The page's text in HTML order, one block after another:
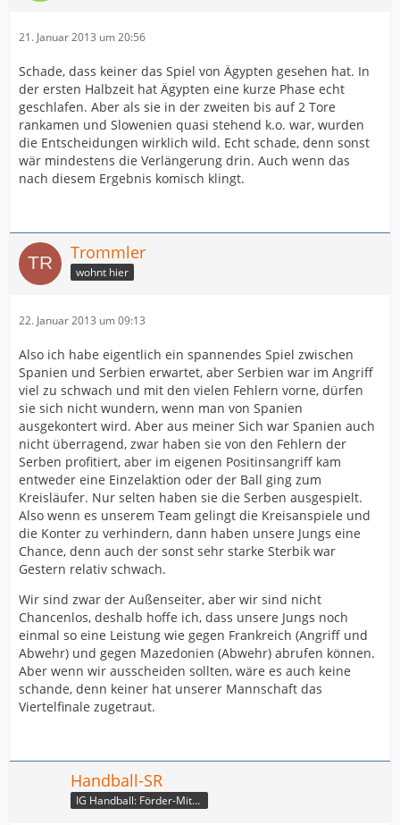
21. Januar 2013 um 20:56
Schade, dass keiner das Spiel von Ägypten gesehen hat. In
der ersten Halbzeit hat Ägypten eine kurze Phase echt
geschlafen. Aber als sie in der zweiten bis auf 2 Tore
rankamen und Slowenien quasi stehend k.o. war, wurden
die Entscheidungen wirklich wild. Echt schade, denn sonst
wär mindestens die Verlängerung drin. Auch wenn das
nach diesem Ergebnis komisch klingt.
Trommler
wohnt hier
22. Januar 2013 um 09:13
Also ich habe eigentlich ein spannendes Spiel zwischen
Spanien und Serbien erwartet, aber Serbien war im Angriff
viel zu schwach und mit den vielen Fehlern vorne, dürfen
sie sich nicht wundern, wenn man von Spanien
ausgekontert wird. Aber aus meiner Sich war Spanien auch
nicht überragend, zwar haben sie von den Fehlern der
Serben profitiert, aber im eigenen Positinsangriff kam
entweder eine Einzelaktion oder der Ball ging zum
Kreisläufer. Nur selten haben sie die Serben ausgespielt.
Also wenn es unserem Team gelingt die Kreisanspiele und
die Konter zu verhindern, dann haben unsere Jungs eine
Chance, denn auch der sonst sehr starke Sterbik war
Gestern relativ schwach.
Wir sind zwar der Außenseiter, aber wir sind nicht
Chancenlos, deshalb hoffe ich, dass unsere Jungs noch
einmal so eine Leistung wie gegen Frankreich (Angriff und
Abwehr) und gegen Mazedonien (Abwehr) abrufen können.
Aber wenn wir ausscheiden sollten, wäre es auch keine
schande, denn keiner hat unserer Mannschaft das
Viertelfinale zugetraut.
Handball-SR
IG Handball: Förder-Mitglied